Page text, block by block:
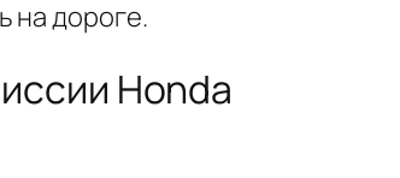
на дороге.
Honda